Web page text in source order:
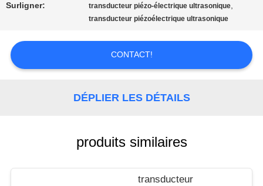
CONTACTEZ-
NOUS
DEMANDEZ
CITATION
Surligner: transducteur piézo-électrique ultrasonique,
transducteur piézoélectrique ultrasonique
CONTACT!
DÉPLIER LES DÉTAILS
produits similaires
transducteur